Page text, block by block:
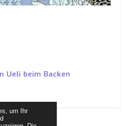
um Ihr
beim Backen